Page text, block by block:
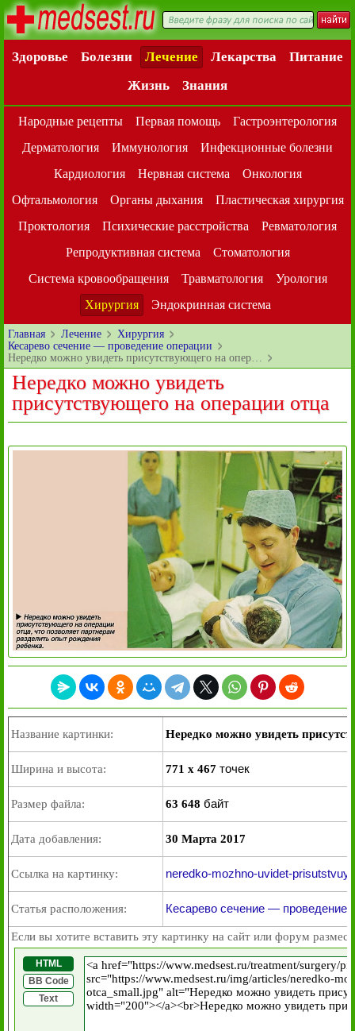
Здоровье Болезни Лечение Лекарства
Питание
Жизнь
Знания
Народные рецепты Первая помощь
Гастроэнтерология
Дерматология
Иммунология
Инфекционные болезни
Кардиология
Нервная система
Онкология
Офтальмология
Органы дыхания
Пластическая хирургия
Проктология
Психические расстройства
Ревматология
Репродуктивная система
Стоматология
Система кровообращения
Травматология
Урология
Хирургия
Эндокринная система
Главная Лечение
Хирургия
Кесарево сечение — проведение операции
Нередко можно увидеть присутствующего на опер…
Нередко можно увидеть
присутствующего на операции отца
Название картинки: Нередко можно увидеть
Ширина и высота: 771 x 467 точек
Размер файла: 63 648 байт
Дата добавления: 30 Марта 2017
Ссылка на картинку: neredko-mozhno-uvidet-
Статья расположения: Кесарево сечение — проведение
Если вы хотите вставить эту картинку на сайт или форум
HTML
BB Code
Text